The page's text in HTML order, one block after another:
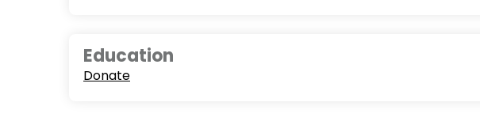
Education
Donate